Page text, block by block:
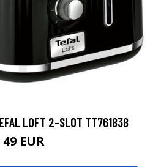
LOFT 2-SLOT TT761838
49 EUR